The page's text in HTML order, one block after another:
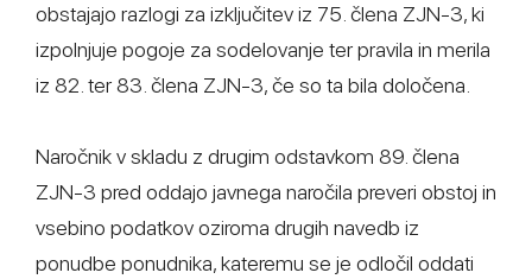
obstajajo razlogi za izključitev iz 75. člena ZJN-3, ki
izpolnjuje pogoje za sodelovanje ter pravila in merila
iz 82. ter 83. člena ZJN-3, če so ta bila določena.
Naročnik v skladu z drugim odstavkom 89. člena
ZJN-3 pred oddajo javnega naročila preveri obstoj in
vsebino podatkov oziroma drugih navedb iz
ponudbe ponudnika, kateremu se je odločil oddati